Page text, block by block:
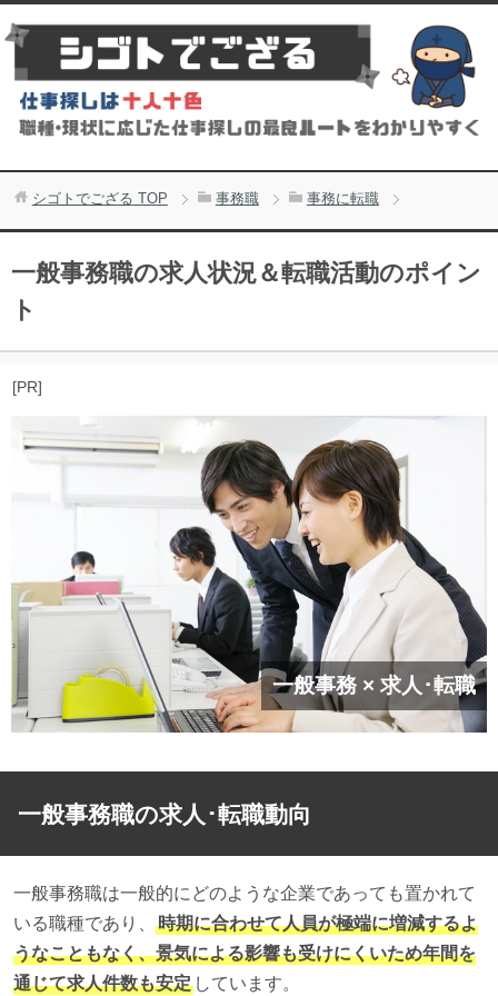
シゴトでござる TOP 事務職 事務に転職
一般事務職の求人状況＆転職活動のポイン
ト
[PR]
一般事務 × 求人･転職
一般事務職の求人･転職動向
一般事務職は一般的にどのような企業であっても置かれて
いる職種であり、
時期に合わせて人員が極端に増減するよ
うなこともなく、景気による影響も受けにくいため年間を
通じて求人件数も安定しています。